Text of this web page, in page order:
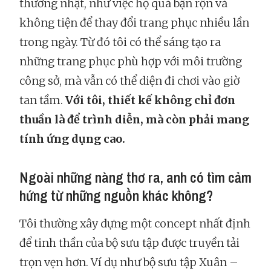
thường nhật, như việc họ quá bận rộn và
không tiện để thay đổi trang phục nhiều lần
trong ngày. Từ đó tôi có thể sáng tạo ra
những trang phục phù hợp với môi trường
công sở, mà vẫn có thể diện đi chơi vào giờ
tan tầm. Với tôi, thiết kế không chỉ đơn
thuần là để trình diễn, mà còn phải mang
tính ứng dụng cao.
Ngoài những nàng thơ ra, anh có tìm cảm
hứng từ những nguồn khác không?
Tôi thường xây dựng một concept nhất định
để tinh thần của bộ sưu tập được truyền tải
trọn vẹn hơn. Ví dụ như bộ sưu tập Xuân –